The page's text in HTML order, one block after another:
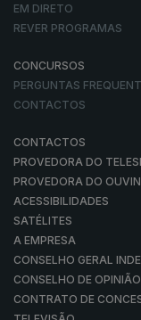
EM DIRETO
REVER PROGRAMAS
CONCURSOS
PERGUNTAS
CONTACTOS
CONTACTOS
PROVEDORA DO
PROVEDORA DO
ACESSIBILIDADES
SATÉLITES
A EMPRESA
CONSELHO GERAL
CONSELHO DE OPINIÃO
CONTRATO DE